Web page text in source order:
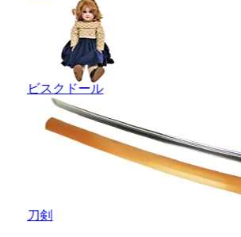
ビスクドール
刀剣